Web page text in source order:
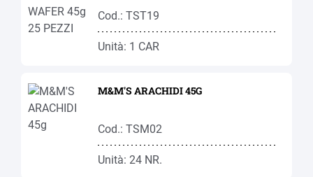
Cod.: TST19
Unità: 1 CAR
M&M'S ARACHIDI 45G
Cod.: TSM02
Unità: 24 NR.